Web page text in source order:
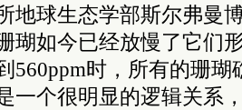
地球生态学部斯尔弗曼
瑚如今已经放慢了它们
560ppm时，所有的珊瑚
一个很明显的逻辑关系